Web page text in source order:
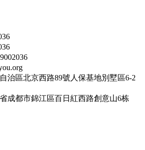
治區北京西路89號人保基地別墅區6-2
成都市錦江區百日紅西路創意山6栋